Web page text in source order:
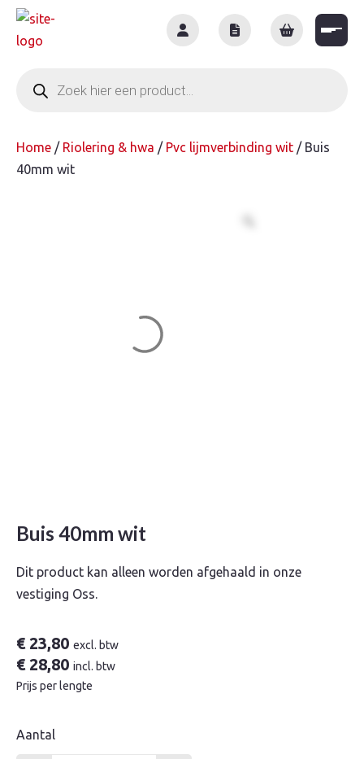
Skip
zoeken
Home / Riolering & hwa / Pvc lijmverbinding wit / Buis
40mm wit
Buis 40mm wit
Dit product kan alleen worden afgehaald in onze
vestiging Oss.
€23,80 excl. btw
€28,80 incl. btw
Prijs per lengte
Aantal